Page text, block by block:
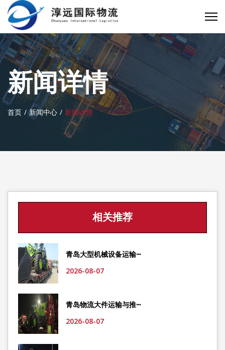
新闻详情
首页 新闻中心 新闻详情
相关推荐
青岛大型机械设备运输···
2026-08-07
青岛物流大件运输与推···
2026-08-07